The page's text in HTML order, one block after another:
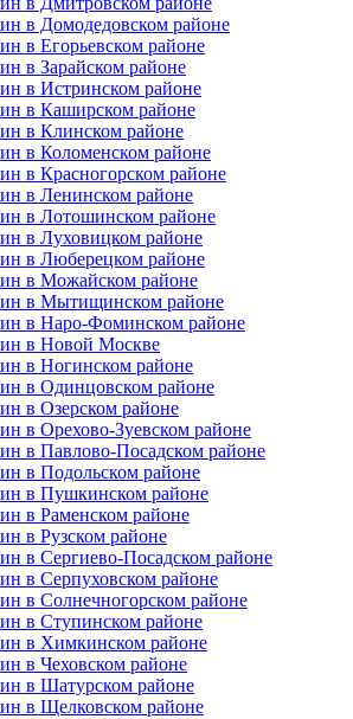
в Домодедовском районе
в Егорьевском районе
в Зарайском районе
в Истринском районе
в Каширском районе
в Клинском районе
в Коломенском районе
в Красногорском районе
в Ленинском районе
в Лотошинском районе
в Луховицком районе
в Люберецком районе
в Можайском районе
в Мытищинском районе
в Наро-Фоминском районе
в Новой Москве
в Ногинском районе
в Одинцовском районе
в Озерском районе
в Орехово-Зуевском районе
в Павлово-Посадском районе
в Подольском районе
в Пушкинском районе
в Раменском районе
в Рузском районе
в Сергиево-Посадском районе
в Серпуховском районе
в Солнечногорском районе
в Ступинском районе
в Химкинском районе
в Чеховском районе
в Шатурском районе
в Щелковском районе